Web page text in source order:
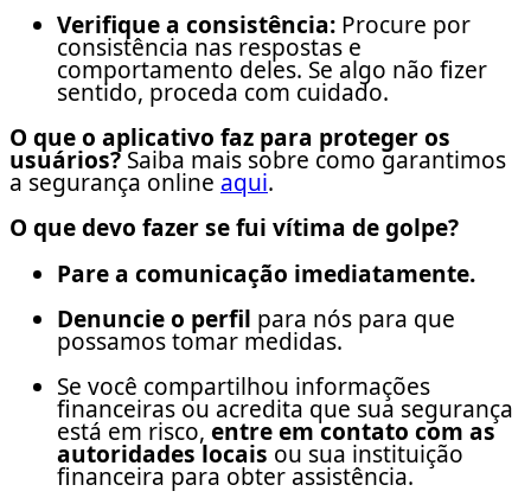
Verifique a consistência: Procure por
consistência nas respostas e
comportamento deles. Se algo não fizer
sentido, proceda com cuidado.
O que o aplicativo faz para proteger os
usuários?Saiba mais sobre como garantimos
a segurança online aqui.
O que devo fazer se fui vítima de golpe?
Pare a comunicação imediatamente.
Denuncie o perfil para nós para que
possamos tomar medidas.
Se você compartilhou informações
financeiras ou acredita que sua segurança
está em risco, entre em contato com as
autoridades locais ou sua instituição
financeira para obter assistência.